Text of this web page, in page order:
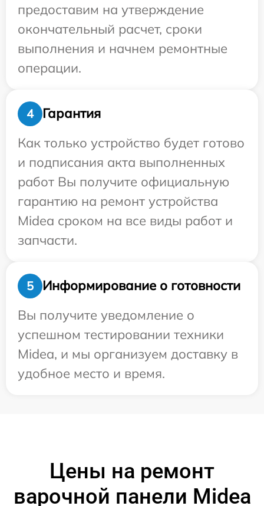
предоставим на утверждение
окончательный расчет, сроки
выполнения и начнем ремонтные
операции.
4
Гарантия
Как только устройство будет готово
и подписания акта выполненных
работ Вы получите официальную
гарантию на ремонт устройства
Midea сроком на все виды работ и
запчасти.
5
Информирование о готовности
Вы получите уведомление о
успешном тестировании техники
Midea, и мы организуем доставку в
удобное место и время.
Цены на ремонт
варочной панели Midea